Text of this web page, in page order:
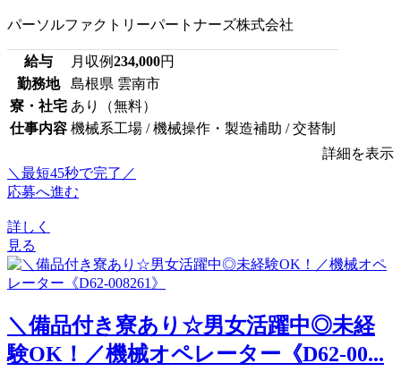
パーソルファクトリーパートナーズ株式会社
給与 月収例234,000円
勤務地
島根県 雲南市
寮・社宅 あり（無料）
仕事内容 機械系工場 / 機械操作・製造補助 / 交替制
詳細を表示
＼最短45秒で完了／
応募へ進む
詳しく
見る
＼備品付き寮あり☆男女活躍中◎未経
験OK！／機械オペレーター《D62-00...